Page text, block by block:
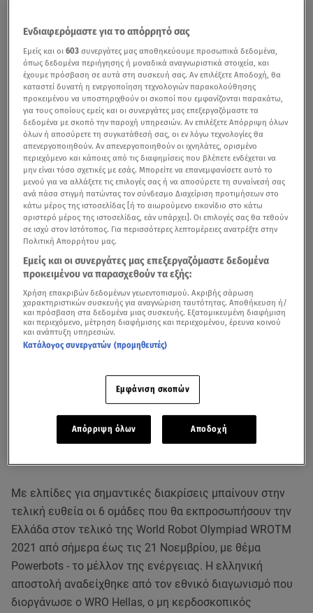
Με ελπίδες για σημαντικές διακρίσεις μπαίνουν στην
τελική ευθεία οι 6 ομάδες που θα εκπροσωπήσουν την
Ελλάδα στον τελικό της World Robot Olympiad WROTM
2021 από σήμερα έως τις 21 Νοεμβρίου, με θέμα
Powerbots - το μέλλον της ενέργειας. Η ελληνική
αποστολή αναδείχθηκε από τον εθνικό διαγωνισμό που
διοργάνωσε ο WRO Hellas, ο μη κερδοσκοπικός
Ενδιαφερόμαστε για το απόρρητό σας
Εμείς και οι603 συνεργάτες μας αποθηκεύουμε προσωπικά δεδομένα,
όπως δεδομένα περιήγησης ή μοναδικά αναγνωριστικά στοιχεία, και
έχουμε πρόσβαση σε αυτά στη συσκευή σας. Αν επιλέξετε Αποδοχή, θα
καταστεί δυνατή η ενεργοποίηση τεχνολογιών παρακολούθησης
προκειμένου να υποστηριχθούν οι σκοποί που εμφανίζονται παρακάτω,
για τους οποίους εμείς και οι συνεργάτες μας επεξεργαζόμαστε τα
δεδομένα με σκοπό την παροχή υπηρεσιών. Αν επιλέξετε Απόρριψη όλων
όλων ή αποσύρετε τη συγκατάθεσή σας, οι εν λόγω τεχνολογίες θα
απενεργοποιηθούν. Αν απενεργοποιηθούν οι ιχνηλάτες, ορισμένο
περιεχόμενο και κάποιες από τις διαφημίσεις που βλέπετε ενδέχεται να
μην είναι τόσο σχετικές με εσάς. Μπορείτε να επανεμφανίσετε αυτό το
μενού για να αλλάξετε τις επιλογές σας ή να αποσύρετε τη συναίνεσή σας
ανά πάσα στιγμή πατώντας τον σύνδεσμο Διαχείριση προτιμήσεων στο
κάτω μέρος της ιστοσελίδας [ή το αιωρούμενο εικονίδιο στο κάτω
αριστερό μέρος της ιστοσελίδας, εάν υπάρχει]. Οι επιλογές σας θα τεθούν
σε ισχύ στον Ιστότοπος. Για περισσότερες λεπτομέρειες ανατρέξτε στην
Πολιτική Απορρήτου μας.
Εμείς και οι συνεργάτες μας επεξεργαζόμαστε δεδομένα
προκειμένου να παρασχεθούν τα εξής:
Χρήση επακριβών δεδομένων γεωεντοπισμού. Ακριβής σάρωση
χαρακτηριστικών συσκευής για αναγνώριση ταυτότητας. Αποθήκευση ή/
και πρόσβαση στα δεδομένα μιας συσκευής. Εξατομικευμένη διαφήμιση
και περιεχόμενο, μέτρηση διαφήμισης και περιεχομένου, έρευνα κοινού
και ανάπτυξη υπηρεσιών.
Κατάλογος συνεργατών (προμηθευτές)
Εμφάνιση σκοπών
Απόρριψη όλων Αποδοχή